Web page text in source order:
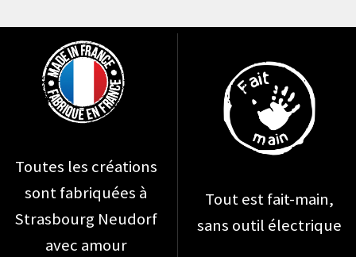
la
page
du
produit
ancien
Toutes les créations
sont fabriquées à
Strasbourg Neudorf
avec amour
Tout est fait-main,
sans outil électrique